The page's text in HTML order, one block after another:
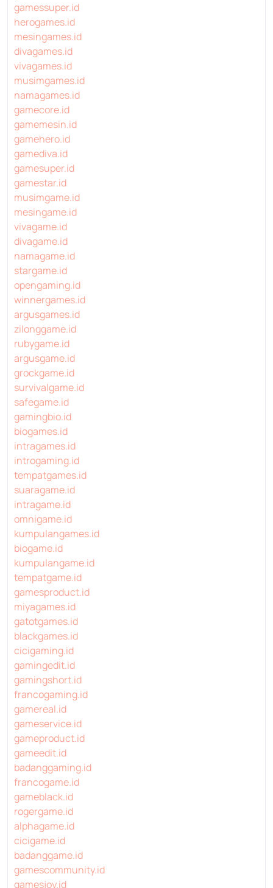
gamessuper.id
herogames.id
mesingames.id
divagames.id
vivagames.id
musimgames.id
namagames.id
gamecore.id
gamemesin.id
gamehero.id
gamediva.id
gamesuper.id
gamestar.id
musimgame.id
mesingame.id
vivagame.id
divagame.id
namagame.id
stargame.id
opengaming.id
winnergames.id
argusgames.id
zilonggame.id
rubygame.id
argusgame.id
grockgame.id
survivalgame.id
safegame.id
gamingbio.id
biogames.id
intragames.id
introgaming.id
tempatgames.id
suaragame.id
intragame.id
omnigame.id
kumpulangames.id
biogame.id
kumpulangame.id
tempatgame.id
gamesproduct.id
miyagames.id
gatotgames.id
blackgames.id
cicigaming.id
gamingedit.id
gamingshort.id
francogaming.id
gamereal.id
gameservice.id
gameproduct.id
gameedit.id
badanggaming.id
francogame.id
gameblack.id
rogergame.id
alphagame.id
cicigame.id
badanggame.id
gamescommunity.id
gamesjoy.id